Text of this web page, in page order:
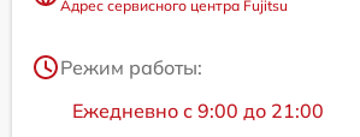
Адрес сервисного центра Fujitsu
Режим работы:
Ежедневно с 9:00 до 21:00